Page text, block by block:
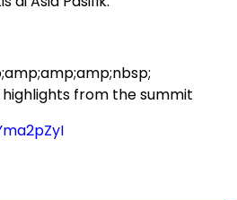
from the summit